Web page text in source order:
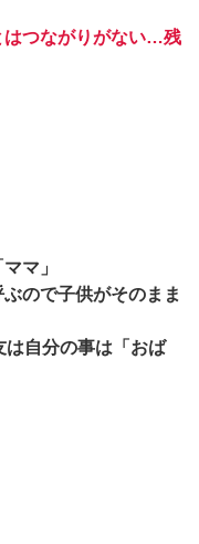
はつながりがない…残
マ」
ので子供がそのまま
は自分の事は「おば